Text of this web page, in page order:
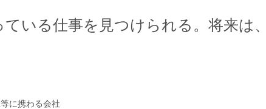
いる仕事を見つけられる。将来は
に携わる会社